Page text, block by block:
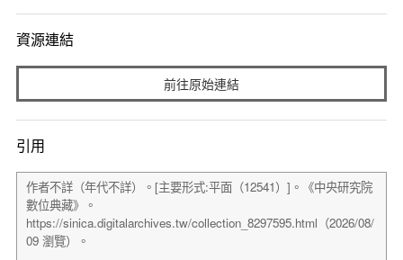
資源連結
前往原始連結
引用